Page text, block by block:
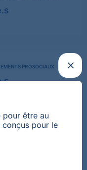
être au
pour le
Fermer
PROSOCIAUX